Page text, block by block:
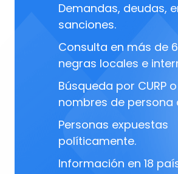
Demandas, deudas,
sanciones.
Consulta en más de
negras locales e
Búsqueda por CURP
nombres de persona
Personas expuestas
políticamente.
Información en 18